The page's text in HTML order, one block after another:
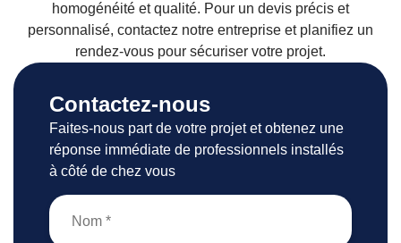
homogénéité et qualité. Pour un devis précis et
personnalisé, contactez notre entreprise et planifiez un
rendez-vous pour sécuriser votre projet.
Contactez-nous
Faites-nous part de votre projet et obtenez une
réponse immédiate de professionnels installés
à côté de chez vous